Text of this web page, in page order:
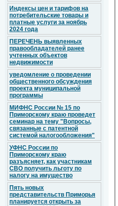
Индексы цен и тарифов на
потребительские товары и
платные услуги за ноябрь
2024 года
ПЕРЕЧЕНЬ выявленных
правообладателей ранее
учтенных объектов
недвижимости
уведомление о проведении
общественного обсуждения
проекта муниципальной
программы
МИФНС России № 15 по
Приморскому краю проведет
семинар на тему "Вопросы,
связанные с патентной
системой налогообложения"
УФНС России по
Приморскому краю
разъясняет, как участникам
СВО получить льготу по
налогу на имущество
Пять новых
представительств Приморья
планируется открыть за